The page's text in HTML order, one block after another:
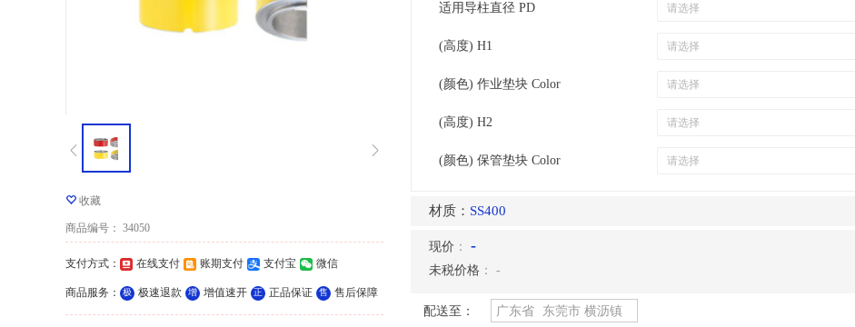
收藏
商品编号 ： 34050
支付方式 ： 在线支付 账期支付 支付宝 微信
商品服务 ： 极 极速退款 增 增值速开 正 正品保证 售 售后保障
适用导柱直径 PD
(高度) H1
(颜色) 作业垫块 Color
(高度) H2
(颜色) 保管垫块 Color
材质： SS400
现价 ： -
未税价格 ： -
配送至： 广东省 东莞市 横沥镇